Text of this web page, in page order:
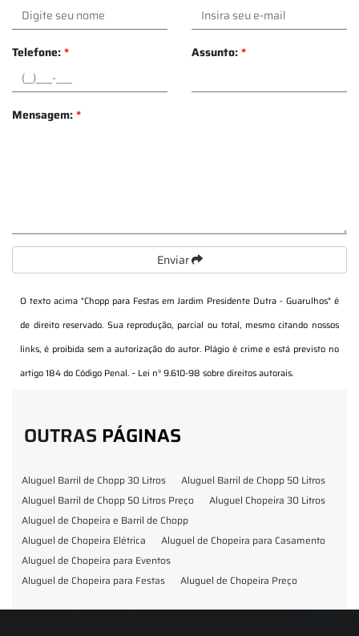
Telefone:* Assunto:*
Mensagem:*
Enviar
O texto acima "Chopp para Festas em Jardim Presidente Dutra - Guarulhos" é
de direito reservado. Sua reprodução, parcial ou total, mesmo citando nossos
links, é proibida sem a autorização do autor. Plágio é crime e está previsto no
artigo 184 do Código Penal. – Lei n° 9.610-98 sobre direitos autorais.
OUTRAS PÁGINAS
Aluguel Barril de Chopp 30 Litros
Aluguel Barril de Chopp 50 Litros
Aluguel Barril de Chopp 50 Litros Preço
Aluguel Chopeira 30 Litros
Aluguel de Chopeira e Barril de Chopp
Aluguel de Chopeira Elétrica
Aluguel de Chopeira para Casamento
Aluguel de Chopeira para Eventos
Aluguel de Chopeira para Festas
Aluguel de Chopeira Preço